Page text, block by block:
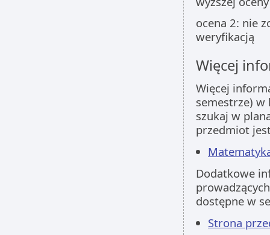
ocena 2: nie
weryfikacją
Więcej
Więcej
semestrze)
szukaj w
przedmiot
Dodatkowe
dostępne w
Strona